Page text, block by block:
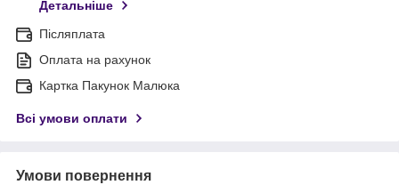
Детальніше
Післяплата
Оплата на рахунок
Картка Пакунок Малюка
Всі умови оплати
Умови повернення